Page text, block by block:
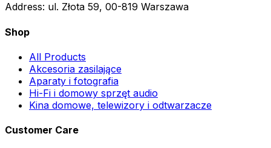
Address: ul. Złota 59, 00-819 Warszawa
Shop
All Products
Akcesoria zasilające
Aparaty i fotografia
Hi-Fi i domowy sprzęt audio
Kina domowe, telewizory i odtwarzacze
Customer Care